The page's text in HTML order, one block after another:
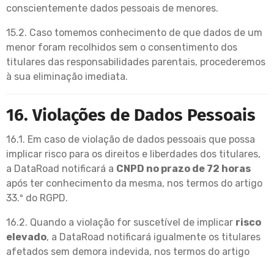
conscientemente dados pessoais de menores.
15.2. Caso tomemos conhecimento de que dados de um
menor foram recolhidos sem o consentimento dos
titulares das responsabilidades parentais, procederemos
à sua eliminação imediata.
16. Violações de Dados Pessoais
16.1. Em caso de violação de dados pessoais que possa
implicar risco para os direitos e liberdades dos titulares,
a DataRoad notificará a CNPD no prazo de 72 horas
após ter conhecimento da mesma, nos termos do artigo
33.º do RGPD.
16.2. Quando a violação for suscetível de implicar risco
elevado, a DataRoad notificará igualmente os titulares
afetados sem demora indevida, nos termos do artigo